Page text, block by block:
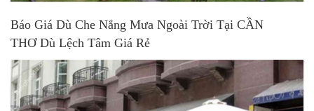
Báo Giá Dù Che Nắng Mưa Ngoài Trời Tại CẦN
THƠ Dù Lệch Tâm Giá Rẻ